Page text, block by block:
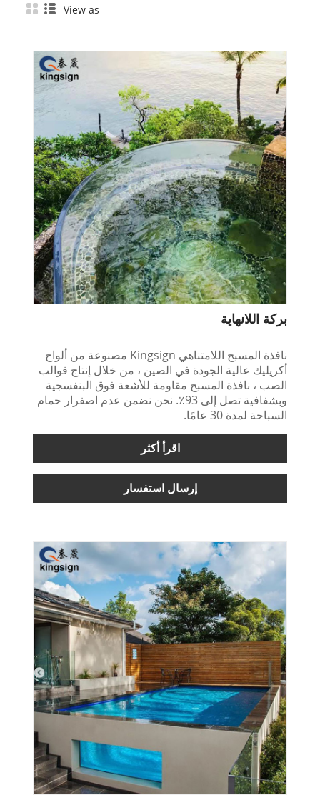
View as
بركة اللانهاية
نافذة المسبح اللامتناهي Kingsign مصنوعة من ألواح
أكريليك عالية الجودة في الصين ، من خلال إنتاج قوالب
الصب ، نافذة المسبح مقاومة للأشعة فوق البنفسجية
وبشفافية تصل إلى 93٪. نحن نضمن عدم اصفرار حمام
السباحة لمدة 30 عامًا.
اقرأ أكثر
إرسال استفسار